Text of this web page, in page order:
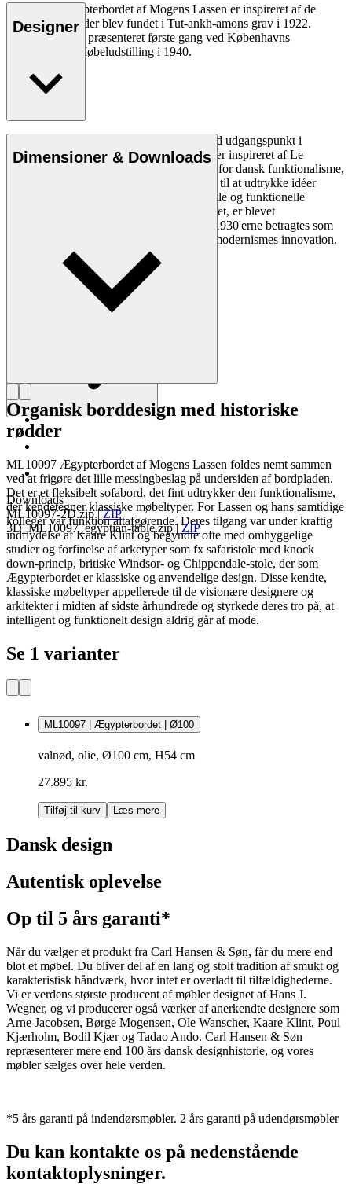
ML10097 Ægypterbordet af Mogens Lassen er inspireret af de
foldetaburetter, der blev fundet i Tut-ankh-amons grav i 1922.
Sofabordet blev præsenteret første gang ved Københavns
Snedkerlaugs Møbeludstilling i 1940.
Læs mere
Designer
Arkitekt Mogens Lassen skabte design med udgangspunkt i
kubismens arkitektoniske idealer og var især inspireret af Le
Corbusier. Lassen betragtes som en pioner for dansk funktionalisme,
og hans design viser hans enestående evne til at udtrykke idéer
gennem forskellige materialer. Lassens enkle og funktionelle
træmøbler, som for eksempel Ægypterbordet, er blevet
møbelklassikere, og hans værker i stål fra 1930'erne betragtes som
klassiske eksempler på den internationale modernismes innovation.
Læs mere om Mogens Lassen
Dimensioner & Downloads
Downloads
ML10097-2D.zip|ZIP
3D_ML10097_egyptian-table.zip|ZIP
Organisk borddesign med historiske
rødder
ML10097 Ægypterbordet af Mogens Lassen foldes nemt sammen
ved at frigøre det lille messingbeslag på undersiden af bordpladen.
Det er et fleksibelt sofabord, det fint udtrykker den funktionalisme,
der kendetegner klassiske møbeltyper. For Lassen og hans samtidige
kolleger var funktion altafgørende. Deres tilgang var under kraftig
indflydelse af Kaare Klint og begyndte ofte med omhyggelige
studier og forfinelse af arketyper som fx safaristole med knock
down-princip, britiske Windsor- og Chippendale-stole, der som
Ægypterbordet er klassiske og anvendelige design. Disse kendte,
klassiske møbeltyper appellerede til de visionære designere og
arkitekter i midten af sidste århundrede og styrkede deres tro på, at
intelligent og funktionelt design aldrig går af mode.
Se 1 varianter
ML10097 | Ægypterbordet | Ø100
valnød, olie, Ø100 cm, H54 cm
27.895 kr.
Tilføj til kurv Læs mere
Dansk design
Autentisk oplevelse
Op til 5 års garanti*
Når du vælger et produkt fra Carl Hansen & Søn, får du mere end
blot et møbel. Du bliver del af en lang og stolt tradition af smukt og
karakteristisk håndværk, hvor intet er overladt til tilfældighederne.
Vi er verdens største producent af møbler designet af Hans J.
Wegner, og vi producerer også værker af anerkendte designere som
Arne Jacobsen, Børge Mogensen, Ole Wanscher, Kaare Klint, Poul
Kjærholm, Bodil Kjær og Tadao Ando. Carl Hansen & Søn
repræsenterer mere end 100 års dansk designhistorie, og vores
møbler sælges over hele verden.
*5 års garanti på indendørsmøbler. 2 års garanti på udendørsmøbler
Du kan kontakte os på nedenstående
kontaktoplysninger.